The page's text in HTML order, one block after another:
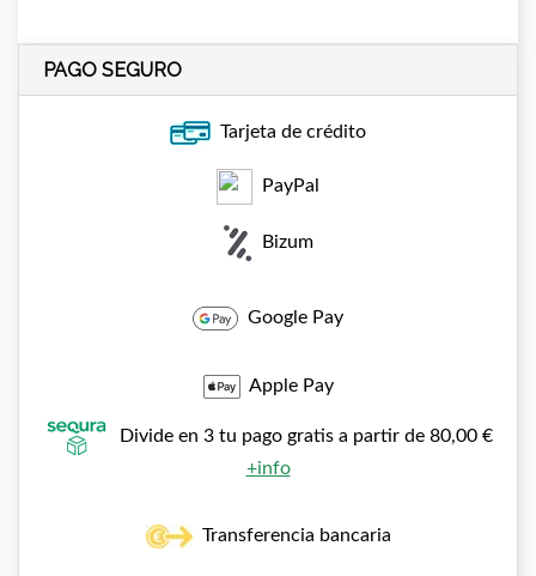
PAGO SEGURO
Tarjeta de crédito
PayPal
Bizum
Google Pay
Apple Pay
Divide en 3 tu pago gratis a partir de 80,00 €
+info
Transferencia bancaria